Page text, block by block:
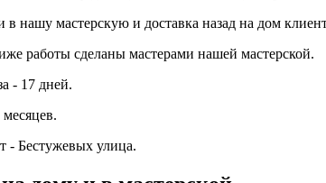
в нашу мастерскую и доставка назад на дом
работы сделаны мастерами нашей мастерской.
- 17 дней.
- Бестужевых улица.